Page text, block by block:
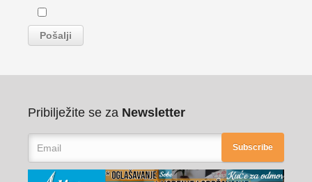
Pribilježite se za Newsletter
Subscribe